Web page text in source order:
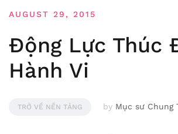
AUGUST 29, 2015
Động Lực Thúc
Hành Vi
TRỞ VỀ NỀN TẢNG by Mục sư Chung